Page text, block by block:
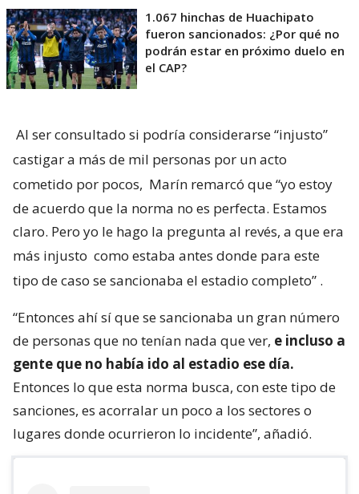
1.067 hinchas de Huachipato
fueron sancionados: ¿Por qué no
podrán estar en próximo duelo en
el CAP?
Al ser consultado si podría considerarse “injusto”
castigar a más de mil personas por un acto
cometido por pocos, Marín remarcó que “yo estoy
de acuerdo que la norma no es perfecta. Estamos
claro. Pero yo le hago la pregunta al revés, a que era
más injusto como estaba antes donde para este
tipo de caso se sancionaba el estadio completo” .
“Entonces ahí sí que se sancionaba un gran número
de personas que no tenían nada que ver, e incluso a
gente que no había ido al estadio ese día.
Entonces lo que esta norma busca, con este tipo de
sanciones, es acorralar un poco a los sectores o
lugares donde ocurrieron lo incidente”, añadió.